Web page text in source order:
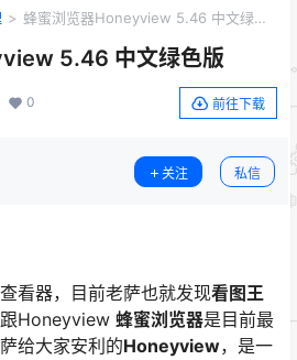
> 蜂蜜浏览器Honeyview 5.46 中文绿色
5.46 中文绿色版
0 前往下载
关注 私信
看器，目前老萨也就发现看图王
跟Honeyview 蜂蜜浏览器是目前最
给大家安利的Honeyview，是一